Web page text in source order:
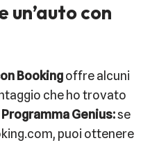
un’auto con
Bookingoffre alcuni
che ho trovato
Programma Genius:se
puoi ottenere